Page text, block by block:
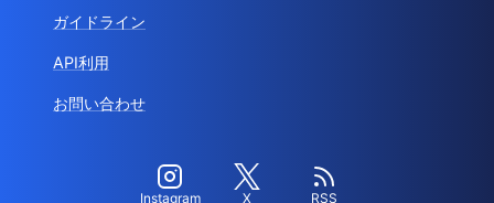
ガイドライン
API利用
お問い合わせ
Instagram X RSS